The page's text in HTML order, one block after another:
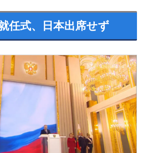
任式、日本出席せず